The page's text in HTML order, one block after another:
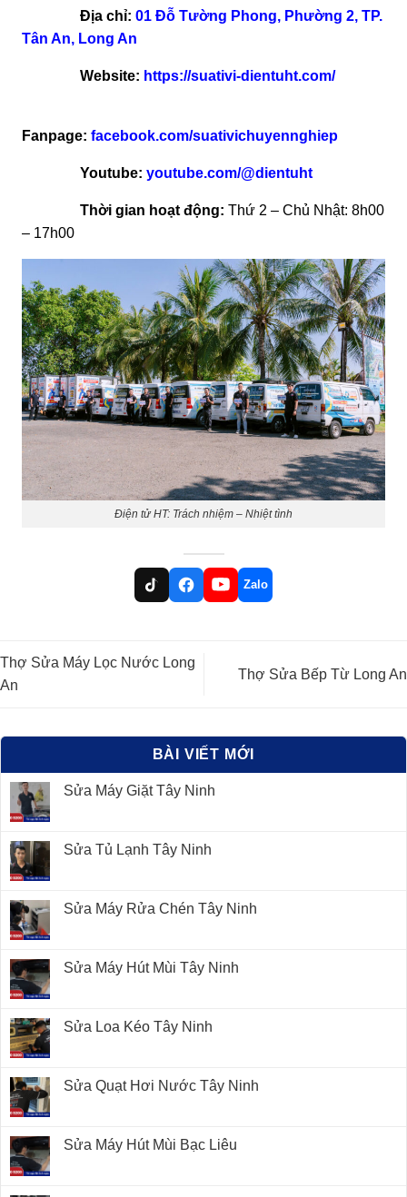
Địa chỉ: 01 Đỗ Tường Phong, Phường 2, TP.
Tân An, Long An
Website: https://suativi-dientuht.com/
Fanpage: facebook.com/suativichuyennghiep
Youtube: youtube.com/@dientuht
Thời gian hoạt động: Thứ 2 – Chủ Nhật: 8h00
– 17h00
Điện tử HT: Trách nhiệm – Nhiệt tình
Zalo
Thợ Sửa Máy Lọc Nước Long
An
Thợ Sửa Bếp Từ Long An
BÀI VIẾT MỚI
Sửa Máy Giặt Tây Ninh
Sửa Tủ Lạnh Tây Ninh
Sửa Máy Rửa Chén Tây Ninh
Sửa Máy Hút Mùi Tây Ninh
Sửa Loa Kéo Tây Ninh
Sửa Quạt Hơi Nước Tây Ninh
Sửa Máy Hút Mùi Bạc Liêu